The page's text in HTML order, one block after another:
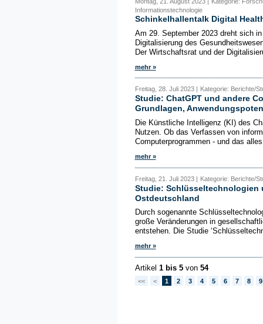
Informationstechnologie
Schinkelhallentalk Digital
Am 29. September 2023 dreht sich
Digitalisierung des
Der Wirtschaftsrat und der
mehr »
Freitag, 28. Juli 2023 | Kategorie: Berichte/
Studie: ChatGPT und andere
Grundlagen,
Die Künstliche Intelligenz (KI) des
Nutzen. Ob das Verfassen von
Computerprogrammen - und das
mehr »
Freitag, 21. Juli 2023 | Kategorie: Berichte/
Studie:
Ostdeutschland
Durch sogenannte
große Veränderungen in
entstehen. Die Studie
mehr »
Artikel 1 bis 5von 54
<< < 1 2 3 4 5 6 7 8 9